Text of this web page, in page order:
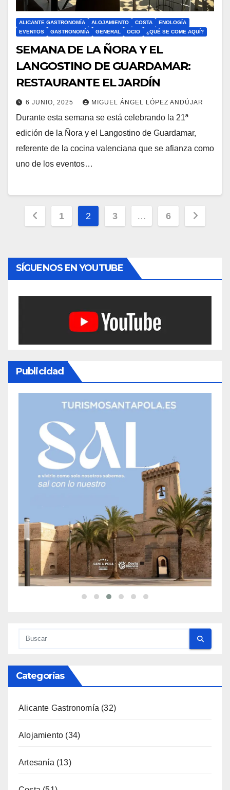
ALICANTE GASTRONOMÍA ALOJAMIENTO COSTA
ENOLOGÍA
EVENTOS
GASTRONOMÍA GENERAL OCIO ¿QUÉ SE COME AQUÍ?
SEMANA DE LA ÑORA Y EL
LANGOSTINO DE GUARDAMAR:
RESTAURANTE EL JARDÍN
6 JUNIO, 2025 MIGUEL ÁNGEL LÓPEZ ANDÚJAR
Durante esta semana se está celebrando la 21ª
edición de la Ñora y el Langostino de Guardamar,
referente de la cocina valenciana que se afianza como
uno de los eventos…
Paginación
entradas
1 2 3 … 6
SÍGUENOS EN YOUTUBE
Publicidad
Categorías
Alicante Gastronomía (32)
Alojamiento (34)
Artesanía (13)